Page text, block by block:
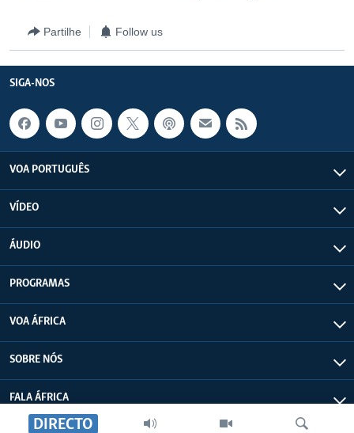
DIRECTO
Partilhe Follow us
SIGA-NOS
VOA PORTUGUÊS
VÍDEO
ÁUDIO
PROGRAMAS
VOA ÁFRICA
SOBRE NÓS
FALA ÁFRICA